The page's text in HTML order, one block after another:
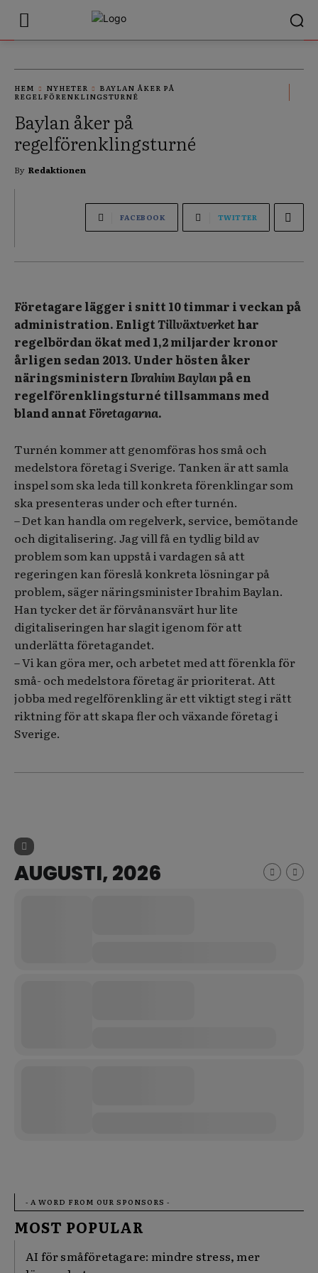
HEM NYHETER
BAYLAN ÅKER PÅ
REGELFÖRENKLINGSTURNÉ
Baylan åker på
regelförenklingsturné
By Redaktionen
FACEBOOK TWITTER
Företagare lägger i snitt 10 timmar i veckan på
administration. EnligtTillväxtverkethar
regelbördan ökat med 1,2 miljarder kronor
årligen sedan 2013. Under hösten åker
näringsministernIbrahim Baylanpå en
regelförenklingsturné tillsammans med
bland annatFöretagarna.
Turnén kommer att genomföras hos små och
medelstora företag i Sverige. Tanken är att samla
inspel som ska leda till konkreta förenklingar som
ska presenteras under och efter turnén.
– Det kan handla om regelverk, service, bemötande
och digitalisering. Jag vill få en tydlig bild av
problem som kan uppstå i vardagen så att
regeringen kan föreslå konkreta lösningar på
problem, säger näringsminister Ibrahim Baylan.
Han tycker det är förvånansvärt hur lite
digitaliseringen har slagit igenom för att
underlätta företagandet.
– Vi kan göra mer, och arbetet med att förenkla för
små- och medelstora företag är prioriterat. Att
jobba med regelförenkling är ett viktigt steg i rätt
riktning för att skapa fler och växande företag i
Sverige.
AUGUSTI, 2026
- A WORD FROM OUR SPONSORS -
MOST POPULAR
AI för småföretagare: mindre stress, mer